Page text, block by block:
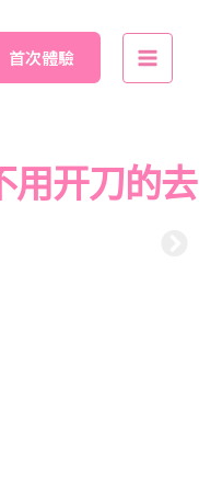
首次體驗
Main
用开刀的去